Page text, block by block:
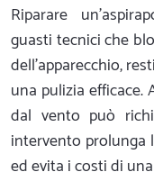
Riparare
guasti tecnici che
dell'apparecchio,
una pulizia efficace.
dal vento può
intervento
ed evita i costi di